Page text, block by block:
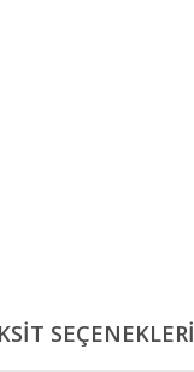
SEÇENEKLERİ